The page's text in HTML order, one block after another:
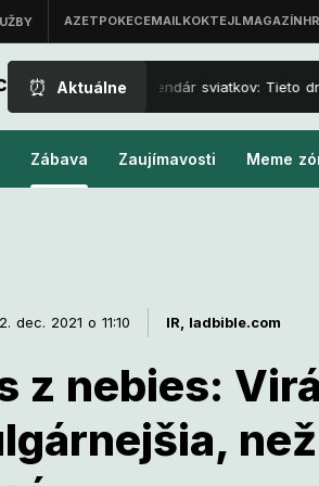
⏰ Aktuálne
Nový kalendár sviatkov: Tieto
Zábava Zaujímavosti Meme
dec. 2021 o 11:10 IR, ladbible.com
z nebies: